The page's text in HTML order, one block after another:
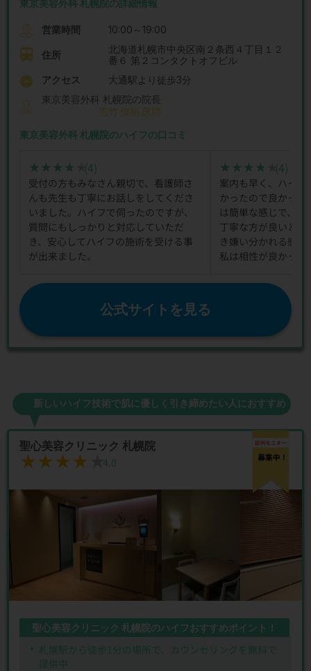
東京美容外科 札幌院の詳細情報
営業時間 10:00～19:00
住所
北海道札幌市中央区南２条西４丁目１２
番６ 第２コンタクトオフビル
アクセス
大通駅より徒歩3分
東京美容外科 札幌院の院長
吉竹 俊裕 医師
東京美容外科 札幌院のハイフの口コミ
★★★★★
★★★★★(4)
受付の方もみなさん親切で、看護師さ
んも先生も丁寧にお話しをしてくださ
いました。ハイフで伺ったのですが、
質問にもしっかりと対応していただ
き、安心してハイフの施術を受ける事
が出来ました。
★★★★★
★★★★★(4)
案内も早く、ハイ
かったので良かった
は簡単な感じで、人
丁寧な方が良いと
き嫌い分かれる感
私は相性が良かった
公式サイトを見る
新しいハイフ技術で肌に優しく引き締めたい人におすすめ
聖心美容クリニック 札幌院
★★★★★
★★★★★4.0
聖心美容クリニック 札幌院のハイフおすすめポイント！
札幌駅から徒歩1分の場所で、カウンセリングを無料で
提供中